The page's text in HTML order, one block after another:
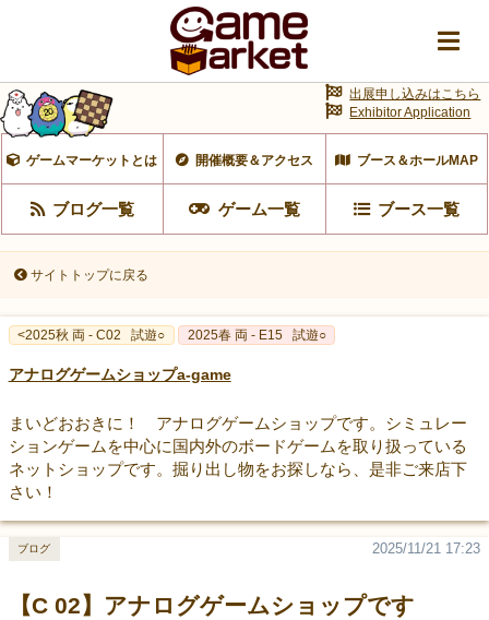
ゲームマーケットとは 開催概要＆アクセス ブース＆ホールMAP
ブログ一覧 ゲーム一覧 ブース一覧
出展申し込みはこちら
Exhibitor Application
サイトトップに戻る
<2025秋 両 - C02 試遊○ 2025春 両 - E15 試遊○
アナログゲームショップa-game
まいどおおきに！ アナログゲームショップです。シミュレー
ションゲームを中心に国内外のボードゲームを取り扱っている
ネットショップです。掘り出し物をお探しなら、是非ご来店下
さい！
【C 02】アナログゲームショップです
2025/11/21 17:23
ブログ